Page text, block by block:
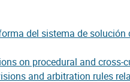
del sistema de
on procedural and
and arbitration rules